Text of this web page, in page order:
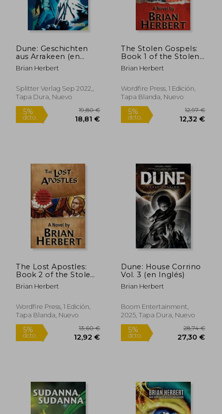
dcto. 13,05 €
Dune: Geschichten
aus Arrakeen (en
Alemán)
Brian Herbert
Splitter Verlag Sep 2022,,
Tapa Dura, Nuevo
dcto. 18,81 €
The Stolen Gospels:
Book 1 of the Stolen
Gospels (en Inglés)
Brian Herbert
Wordfire Press, 1 Edición,
Tapa Blanda, Nuevo
5%
dcto.
The Lost Apostles:
Book 2 of the Stolen
Gospels (en Inglés)
Brian Herbert
Wordfire Press, 1 Edición,
Tapa Blanda, Nuevo
Dune: House Corrino
Vol. 3 (en Inglés)
Brian Herbert
Boom Entertainment,
2025, Tapa Dura, Nuevo